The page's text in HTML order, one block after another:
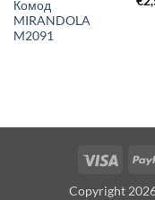
Комод
MIRANDOLA
M2091
Visa
Copyright